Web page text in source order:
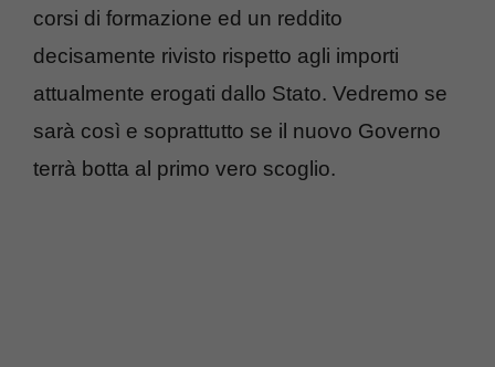
corsi di formazione ed un reddito
decisamente rivisto rispetto agli importi
attualmente erogati dallo Stato. Vedremo se
sarà così e soprattutto se il nuovo Governo
terrà botta al primo vero scoglio.